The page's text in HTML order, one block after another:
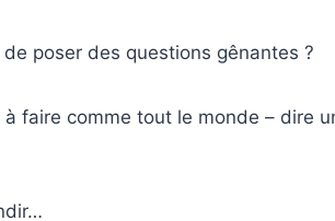
de poser des questions gênantes ?
à faire comme tout le monde – dire